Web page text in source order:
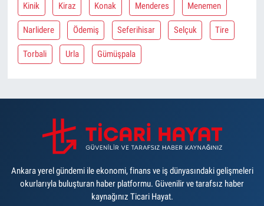
Kinik Kiraz Konak Menderes Menemen
Narlidere Ödemiş Seferihisar Selçuk Tire
Torbali Urla Gümüşpala
Ankara yerel gündemi ile ekonomi, finans ve iş dünyasındaki gelişmeleri
okurlarıyla buluşturan haber platformu. Güvenilir ve tarafsız haber
kaynağınız Ticari Hayat.